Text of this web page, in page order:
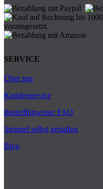
SERVICE
Über uns
Kundenservice
Bestellhinweise/ FAQ
Stempel selbst gestalten
Blog